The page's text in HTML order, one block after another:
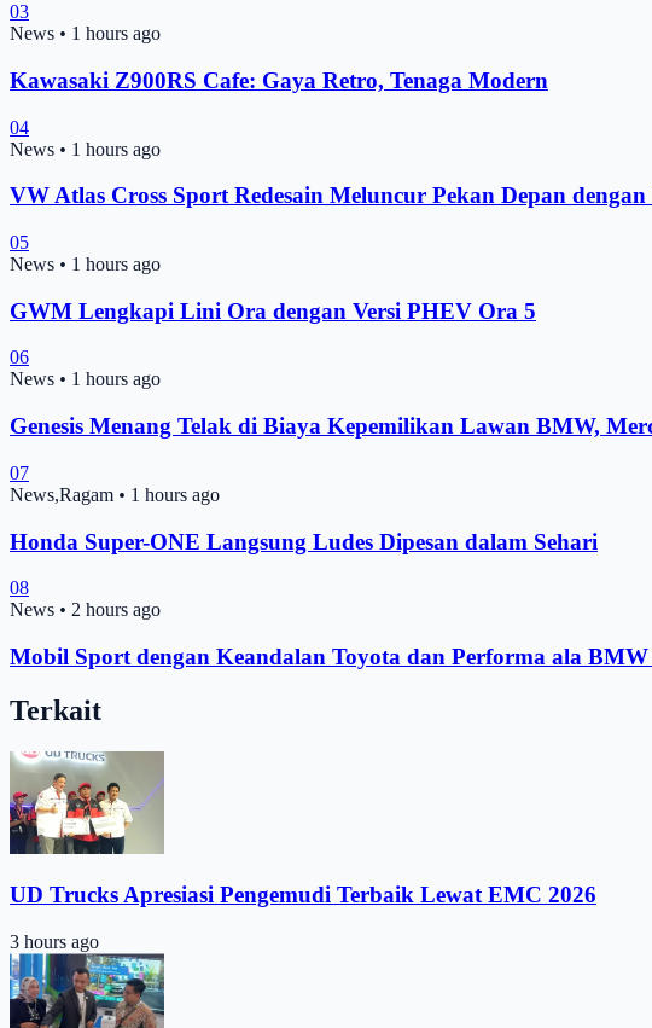
03
News • 1 hours ago
Kawasaki Z900RS Cafe: Gaya Retro, Tenaga Modern
04
News • 1 hours ago
VW Atlas Cross Sport Redesain Meluncur Pekan Depan
05
News • 1 hours ago
GWM Lengkapi Lini Ora dengan Versi PHEV Ora 5
06
News • 1 hours ago
Genesis Menang Telak di Biaya Kepemilikan Lawan BMW,
07
News,Ragam • 1 hours ago
Honda Super-ONE Langsung Ludes Dipesan dalam Sehari
08
News • 2 hours ago
Mobil Sport dengan Keandalan Toyota dan Performa ala
Terkait
UD Trucks Apresiasi Pengemudi Terbaik Lewat EMC 2026
3 hours ago